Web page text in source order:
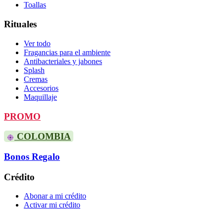
Toallas
Rituales
Ver todo
Fragancias para el ambiente
Antibacteriales y jabones
Splash
Cremas
Accesorios
Maquillaje
PROMO
COLOMBIA
Bonos Regalo
Crédito
Abonar a mi crédito
Activar mi crédito